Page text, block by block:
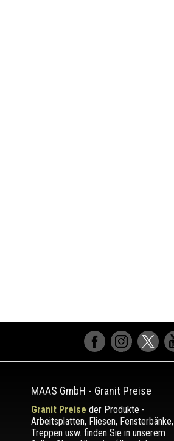
MAAS GmbH - Granit Preise
Granit Preise der Produkte -
Arbeitsplatten, Fliesen, Fensterbänke,
Treppen usw. finden Sie in unserem